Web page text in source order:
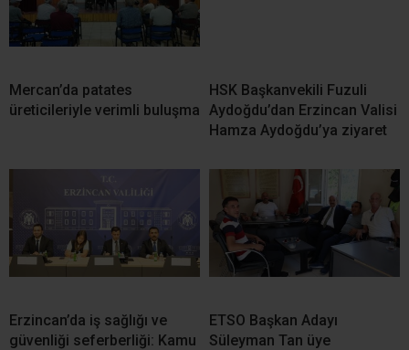
Mercan’da patates
üreticileriyle verimli buluşma
HSK Başkanvekili Fuzuli
Aydoğdu’dan Erzincan Valisi
Hamza Aydoğdu’ya ziyaret
Erzincan’da iş sağlığı ve
güvenliği seferberliği: Kamu
ETSO Başkan Adayı
Süleyman Tan üye